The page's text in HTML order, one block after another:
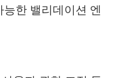
한 밸리데이션 엔